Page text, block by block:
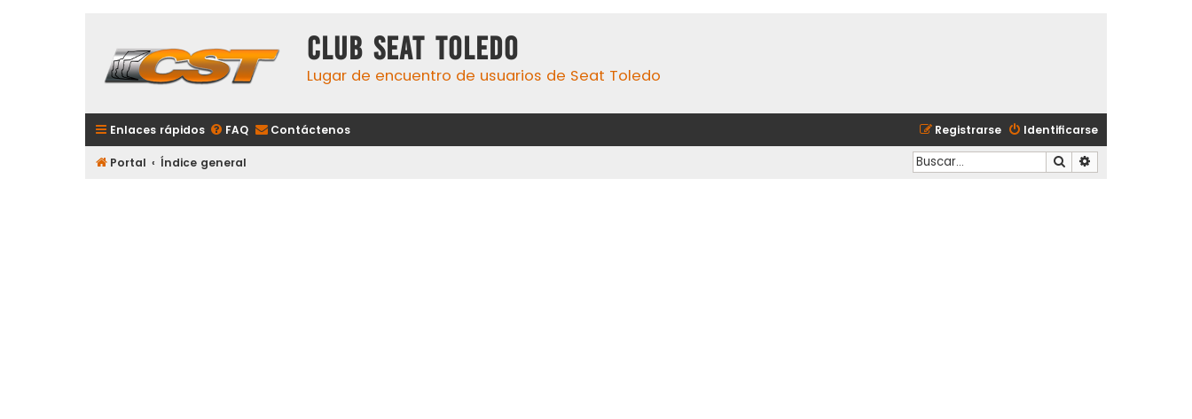
Club Seat Toledo
Lugar de encuentro de usuarios de Seat Toledo
Enlaces rápidos FAQ Contáctenos Identificarse
Registrarse
Portal Índice general Buscar